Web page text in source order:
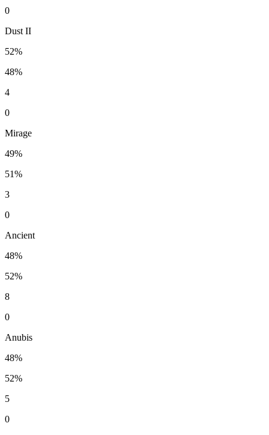
0
Dust II
52%
48%
4
0
Mirage
49%
51%
3
0
Ancient
48%
52%
8
0
Anubis
48%
52%
5
0